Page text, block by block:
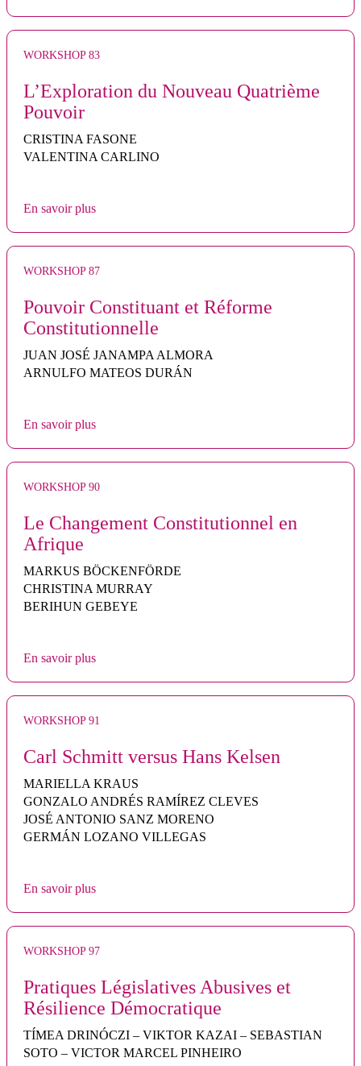
WORKSHOP 83
L’Exploration du Nouveau Quatrième
Pouvoir
CRISTINA FASONE
VALENTINA CARLINO
En savoir plus
WORKSHOP 87
Pouvoir Constituant et Réforme
Constitutionnelle
JUAN JOSÉ JANAMPA ALMORA
ARNULFO MATEOS DURÁN
En savoir plus
WORKSHOP 90
Le Changement Constitutionnel en
Afrique
MARKUS BÖCKENFÖRDE
CHRISTINA MURRAY
BERIHUN GEBEYE
En savoir plus
WORKSHOP 91
Carl Schmitt versus Hans Kelsen
MARIELLA KRAUS
GONZALO ANDRÉS RAMÍREZ CLEVES
JOSÉ ANTONIO SANZ MORENO
GERMÁN LOZANO VILLEGAS
En savoir plus
WORKSHOP 97
Pratiques Législatives Abusives et
Résilience Démocratique
TÍMEA DRINÓCZI – VIKTOR KAZAI – SEBASTIAN
SOTO – VICTOR MARCEL PINHEIRO